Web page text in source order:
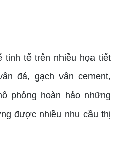
tinh tế trên nhiều họa tiết
đá, gạch vân cement,
phỏng hoàn hảo những
được nhiều nhu cầu thị